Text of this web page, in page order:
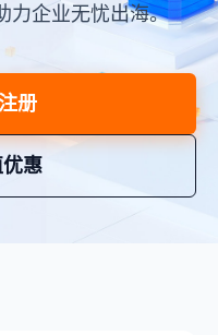
力企业无忧出海。
册
惠